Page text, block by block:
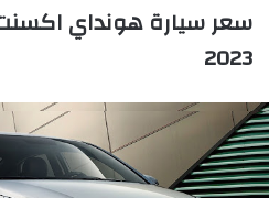
سعر سيارة هونداي
2023